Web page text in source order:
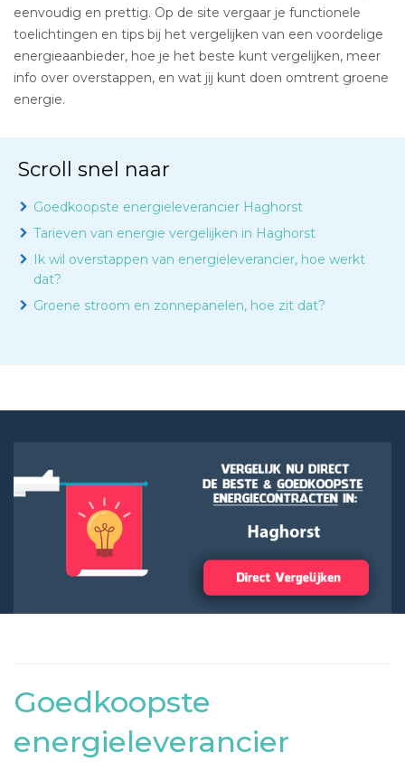
eenvoudig en prettig. Op de site vergaar je functionele
toelichtingen en tips bij het vergelijken van een voordelige
energieaanbieder, hoe je het beste kunt vergelijken, meer
info over overstappen, en wat jij kunt doen omtrent groene
energie.
Scroll snel naar
Goedkoopste energieleverancier Haghorst
Tarieven van energie vergelijken in Haghorst
Ik wil overstappen van energieleverancier, hoe werkt
dat?
Groene stroom en zonnepanelen, hoe zit dat?
Goedkoopste
energieleverancier